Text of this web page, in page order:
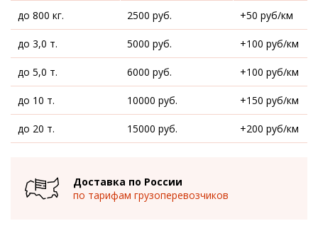
до 800 кг. 2500 руб. +50 руб/км
до 3,0 т. 5000 руб. +100 руб/км
до 5,0 т. 6000 руб. +100 руб/км
до 10 т. 10000 руб. +150 руб/км
до 20 т. 15000 руб. +200 руб/км
Доставка по России
по тарифам грузоперевозчиков